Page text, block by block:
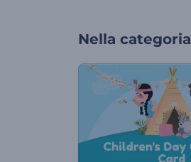
Nella categoria